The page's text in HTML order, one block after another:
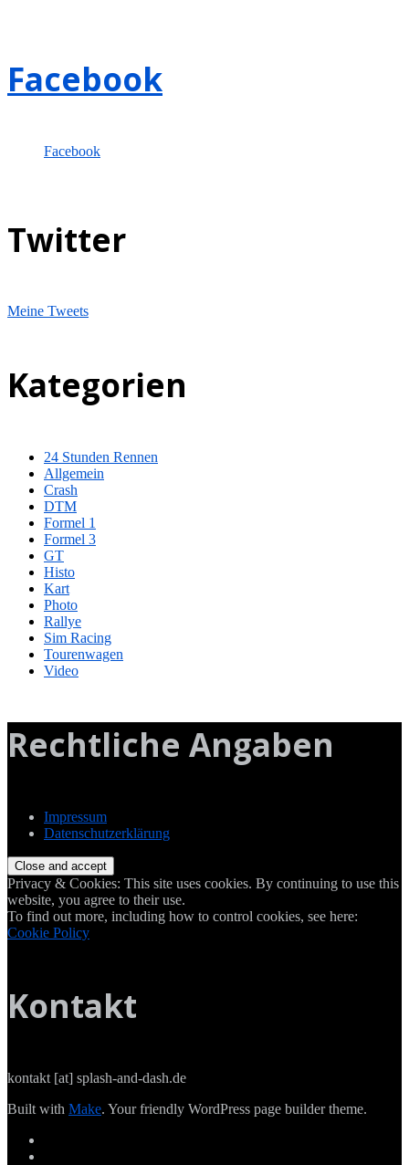
Facebook
Facebook
Twitter
Meine Tweets
Kategorien
24 Stunden Rennen
Allgemein
Crash
DTM
Formel 1
Formel 3
GT
Histo
Kart
Photo
Rallye
Sim Racing
Tourenwagen
Video
Rechtliche Angaben
Impressum
Datenschutzerklärung
Privacy & Cookies: This site uses cookies. By continuing to use this
website, you agree to their use.
To find out more, including how to control cookies, see here:
Cookie Policy
Kontakt
kontakt [at] splash-and-dash.de
Built with Make. Your friendly WordPress page builder theme.